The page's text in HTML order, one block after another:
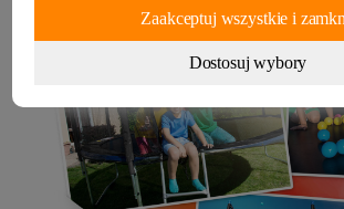
Dostosuj wybory
Zaakceptuj wszystkie i